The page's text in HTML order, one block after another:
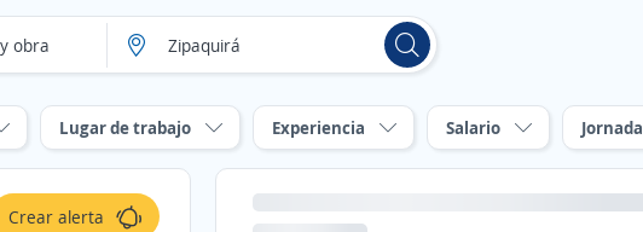
Lugar de trabajo Experiencia Salario Jornada
Crear alerta